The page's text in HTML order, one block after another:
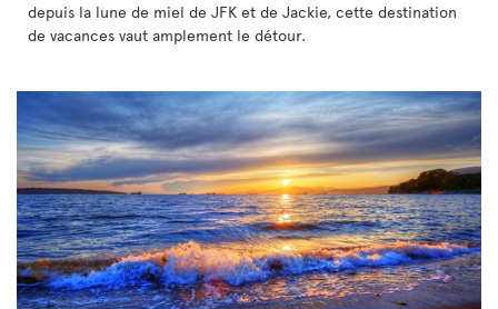
depuis la lune de miel de JFK et de Jackie, cette destination
de vacances vaut amplement le détour.